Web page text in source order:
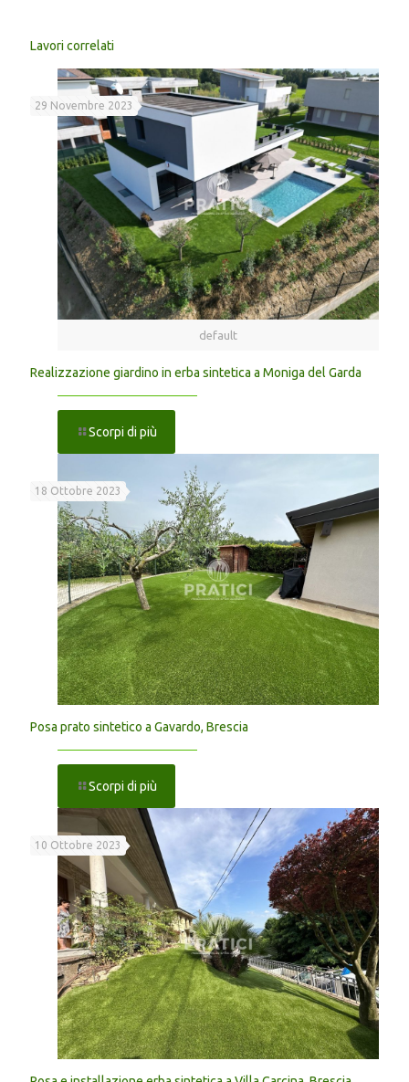
Lavori correlati
default
29 Novembre 2023
Realizzazione giardino in erba sintetica a Moniga del Garda
Scorpi di più
18 Ottobre 2023
Posa prato sintetico a Gavardo, Brescia
Scorpi di più
10 Ottobre 2023